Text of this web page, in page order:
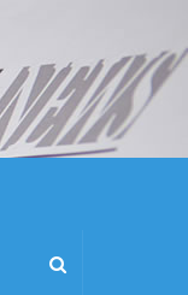
Búsqueda